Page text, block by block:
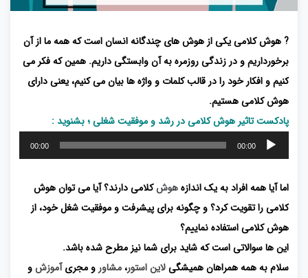
? هوش کلامی یکی از هوش های چندگانه انسان است که همه ما از آن
برخورداریم و در زندگی روزمره به آن وابستگی داریم. همین که فکر می
کنیم و افکار خود را در قالب کلمات و واژه ها بیان می کنیم، یعنی دارای
هوش کلامی هستیم.
پادکست تاثیر هوش کلامی در رشد و موفقیت شغلی ؛ بشنوید :
پخش‌کننده
صوت
00:00
00:00
اما آیا همه افراد به یک اندازههوشکلامی دارند؟ آیا می توان هوش
کلامی را تقویت کرد؟ و چگونه برای پیشرفت و موفقیت شغل خود، از
هوش کلامی استفاده نماییم؟
این ها سوالاتی است که شاید برای شما نیز مطرح شده باشد.
سلام به همه همراهان همیشگیلاین استور،مشاور و مجریآموزشو